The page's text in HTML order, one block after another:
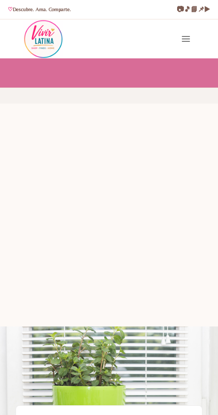
Descubre. Ama. Comparte. 📷🎵📘📌▶️
contenido